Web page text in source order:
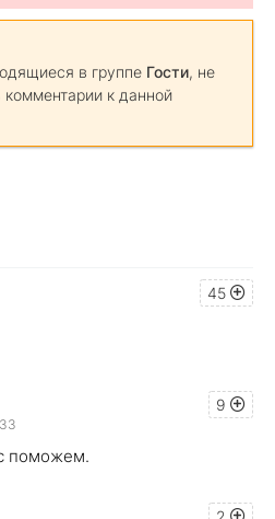
в группе Гости, не
комментарии к данной
45
9
поможем.